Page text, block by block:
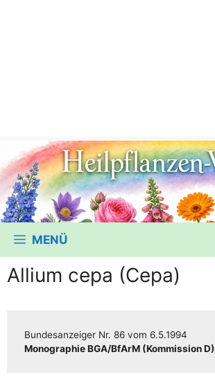
MENÜ
Allium cepa (Cepa)
Bun­des­an­zei­ger Nr. 86 vom 6.5.1994
Mono­gra­phie BGA/​​BfArM (Kom­mis­si­on D)